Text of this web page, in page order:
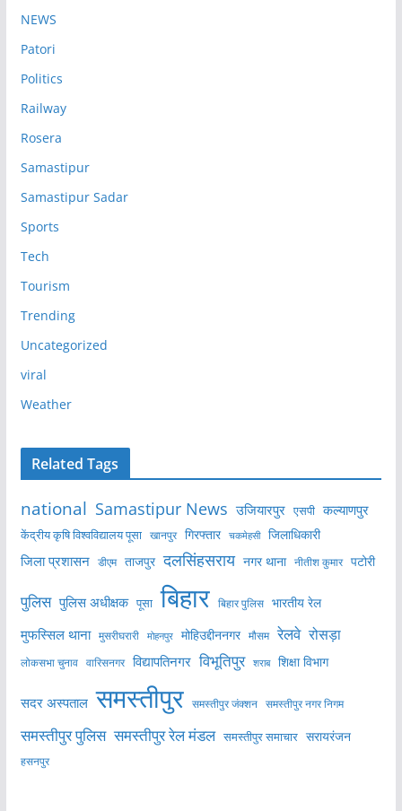
NEWS
Patori
Politics
Railway
Rosera
Samastipur
Samastipur Sadar
Sports
Tech
Tourism
Trending
Uncategorized
viral
Weather
Related Tags
national Samastipur News उजियारपुर एसपी कल्याणपुर
केंद्रीय कृषि विश्वविद्यालय पूसा खानपुर गिरफ्तार चकमेहसी जिलाधिकारी
जिला प्रशासन डीएम ताजपुर दलसिंहसराय नगर थाना नीतीश कुमार पटोरी
पुलिस पुलिस अधीक्षक पूसा बिहार बिहार पुलिस भारतीय रेल
मुफस्सिल थाना मुसरीघरारी मोहनपुर मोहिउद्दीननगर मौसम रेलवे रोसड़ा
लोकसभा चुनाव वारिसनगर विद्यापतिनगर विभूतिपुर शराब शिक्षा विभाग
सदर अस्पताल समस्तीपुर समस्तीपुर जंक्शन समस्तीपुर नगर निगम
समस्तीपुर पुलिस समस्तीपुर रेल मंडल समस्तीपुर समाचार सरायरंजन
हसनपुर